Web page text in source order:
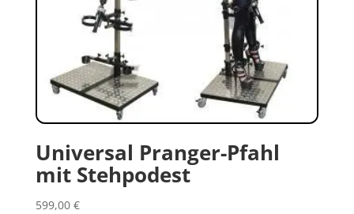
Universal Pranger-Pfahl
mit Stehpodest
599,00 €